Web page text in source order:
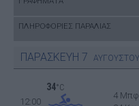
ΠΛΗΡΟΦΟΡΙΕΣ ΠΑΡΑΛΙΑΣ
ΠΑΡΑΣΚΕΥΗ 7 ΑΥΓΟΥΣΤΟΥ
12:00
34°C
4 Μπφ